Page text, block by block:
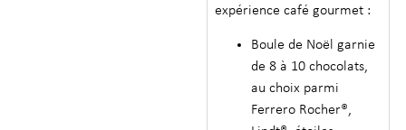
expérience café gourmet :
Boule de Noël garnie
de 8 à 10 chocolats,
au choix parmi
Ferrero Rocher®,